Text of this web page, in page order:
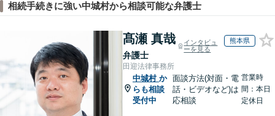
相続手続きに強い中城村から相談可能な弁護士
髙瀬 真哉
弁護士
インタビュ
ーを見る
熊本県
田迎法律事務所
中城村 か
らも相談
受付中
面談方法(対面・電
話・ビデオなど)は
応相談
営業時
間：本日
定休日